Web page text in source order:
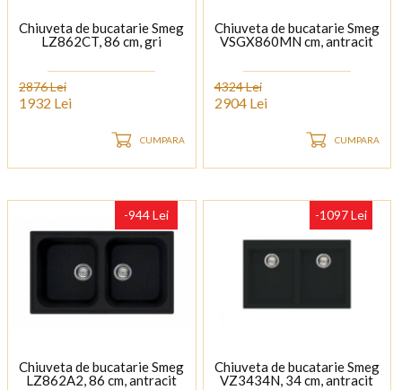
Chiuveta de bucatarie Smeg
LZ862CT, 86 cm, gri
2876 Lei
1932 Lei
CUMPARA
Chiuveta de bucatarie Smeg
VSGX860MN cm, antracit
4324 Lei
2904 Lei
CUMPARA
-944 Lei
Chiuveta de bucatarie Smeg
LZ862A2, 86 cm, antracit
-1097 Lei
Chiuveta de bucatarie Smeg
VZ3434N, 34 cm, antracit